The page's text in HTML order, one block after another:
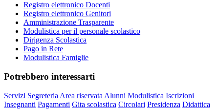
Registro elettronico Docenti
Registro elettronico Genitori
Amministrazione Trasparente
Modulistica per il personale scolastico
Dirigenza Scolastica
Pago in Rete
Modulistica Famiglie
Potrebbero interessarti
Servizi Segreteria Area riservata Alunni Modulistica Iscrizioni
Insegnanti Pagamenti Gita scolastica Circolari Presidenza Didattica